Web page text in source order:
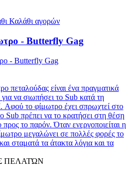
Καλάθι αγορών
- Butterfly Gag
πεταλούδας είναι ένα πραγματικά
να σιωπήσει το Sub κατά τη
Αφού το φίμωτρο έχει σπρωχτεί στο
Sub πρέπει να το κρατήσει στη θέση
το παρόν. Όταν ενεργοποιείται η
μεγαλώνει σε πολλές φορές το
σταματά τα άτακτα λόγια και τα
ΠΕΛΑΤΏΝ